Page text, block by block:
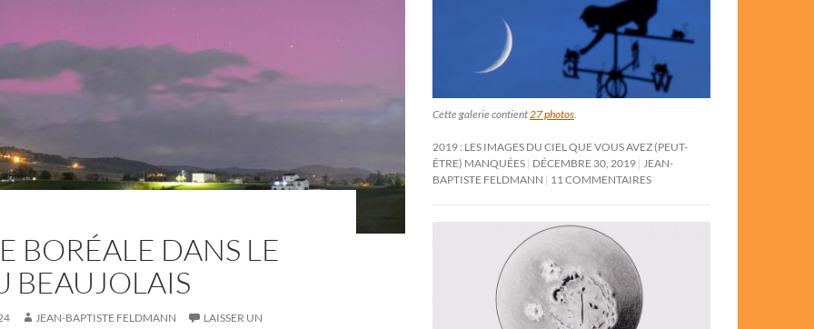
BORÉALE DANS LE
BEAUJOLAIS
JEAN-BAPTISTE FELDMANN
LAISSER UN
Cette galerie contient27 photos.
2019 : LES IMAGES DU CIEL QUE VOUS AVEZ (PEUT-
ÊTRE) MANQUÉES DÉCEMBRE 30, 2019 JEAN-
BAPTISTE FELDMANN
11 COMMENTAIRES